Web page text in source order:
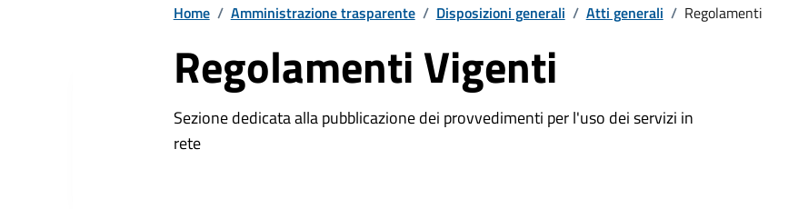
Home / Amministrazione trasparente / Disposizioni generali / Atti generali / Regolamenti
Regolamenti Vigenti
Sezione dedicata alla pubblicazione dei provvedimenti per l'uso dei servizi in
rete